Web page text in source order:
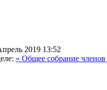
2019 13:52
« Общее собрание